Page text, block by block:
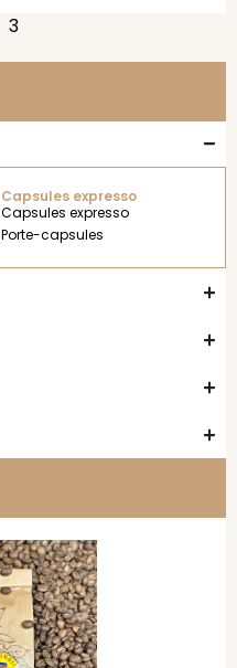
3
Capsules expresso
Capsules expresso
Porte-capsules